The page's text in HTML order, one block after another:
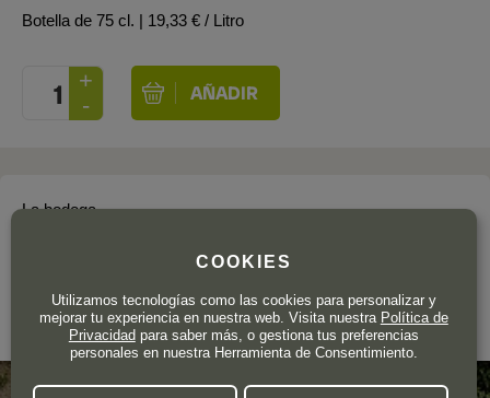
Botella de 75 cl. | 19,33 € / Litro
La bodega
BODEGA Y VIÑEDOS PAZO
Ribeiro
COOKIES
Utilizamos tecnologías como las cookies para personalizar y
mejorar tu experiencia en nuestra web. Visita nuestra Política de
Privacidadpara saber más, o gestiona tus preferencias
personales en nuestra Herramienta de Consentimiento.